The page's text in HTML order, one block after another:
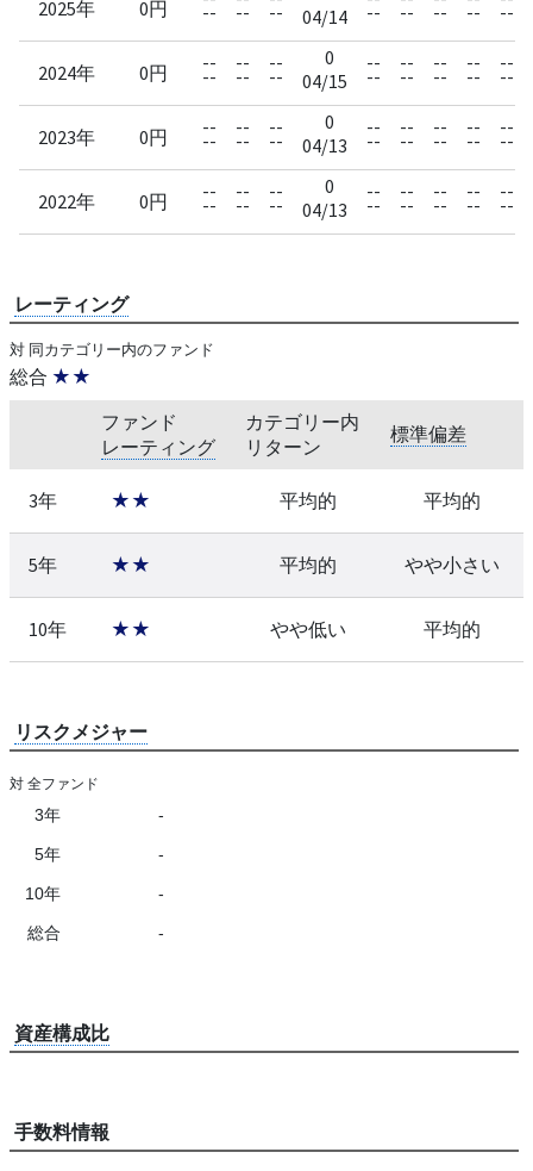
2025年 0円 -- -- --
04/14
-- -- -- -- --
2024年 0円 --
--
--
--
--
--
0
04/15
--
--
--
--
--
--
--
--
--
--
2023年 0円 --
--
--
--
--
--
0
04/13
--
--
--
--
--
--
--
--
--
--
2022年 0円 --
--
--
--
--
--
0
04/13
--
--
--
--
--
--
--
--
--
--
レーティング
対 同カテゴリー内のファンド
総合 ★★
ファンド
レーティング
カテゴリー内
リターン
標準偏差
3年 ★★ 平均的 平均的
5年 ★★ 平均的 やや小さい
10年 ★★ やや低い 平均的
リスクメジャー
対 全ファンド
3年 -
5年 -
10年 -
総合 -
資産構成比
手数料情報